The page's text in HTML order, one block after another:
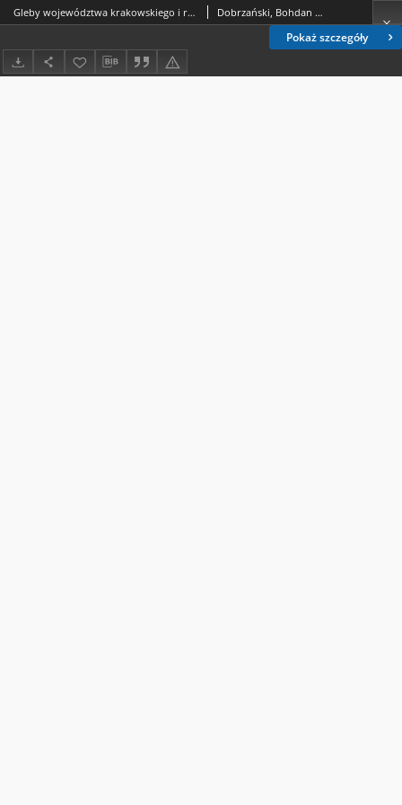
Pokaż szczegóły
Gleby województwa krakowskiego i rzeszowskiego Dobrzański, Bohdan (1909-1987); Malicki, Adam (1907-1981)